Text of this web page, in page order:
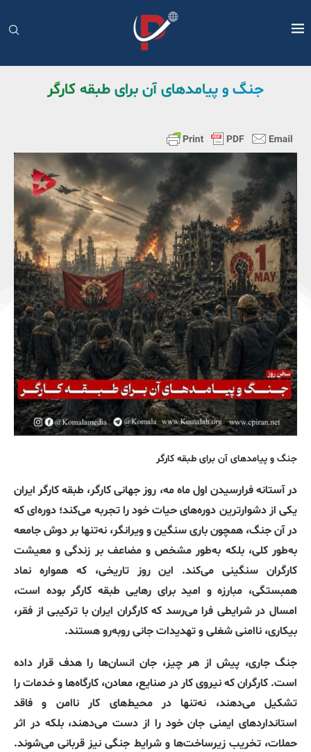
جنگ و پیامدهای آن برای طبقه کارگر
جنگ و پیامدهای آن برای طبقه کارگر
در آستانه فرارسیدن اول ماه مه، روز جهانی کارگر، طبقه کارگر ایران
یکی از دشوارترین دوره‌های حیات خود را تجربه می‌کند؛ دوره‌ای که
در آن جنگ، همچون باری سنگین و ویرانگر، نه‌تنها بر دوش جامعه
به‌طور کلی، بلکه به‌طور مشخص و مضاعف بر زندگی و معیشت
کارگران سنگینی می‌کند. این روز تاریخی، که همواره نماد
همبستگی، مبارزه و امید برای رهایی طبقه کارگر بوده است،
امسال در شرایطی فرا می‌رسد که کارگران ایران با ترکیبی از فقر،
بیکاری، ناامنی شغلی و تهدیدات جانی روبه‌رو هستند.
جنگ جاری، پیش از هر چیز، جان انسان‌ها را هدف قرار داده
است. کارگران که نیروی کار در صنایع، معادن، کارگاه‌ها و خدمات را
تشکیل می‌دهند، نه‌تنها در محیط‌های کار ناامن و فاقد
استانداردهای ایمنی جان خود را از دست می‌دهند، بلکه در اثر
حملات، تخریب زیرساخت‌ها و شرایط جنگی نیز قربانی می‌شوند.